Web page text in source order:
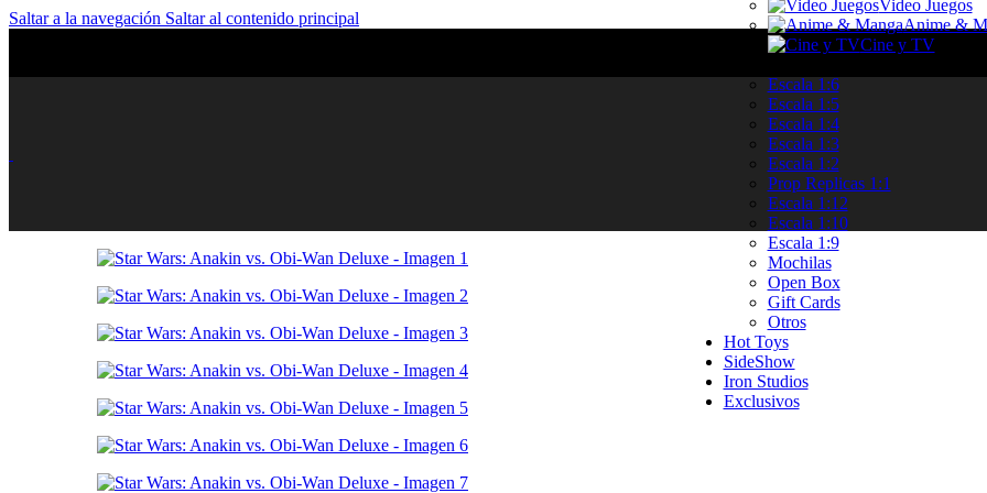
Saltar a la navegación Saltar al contenido principal
Video Juegos
Anime &
Cine y TV
Escala 1:6
Escala 1:5
Escala 1:4
Escala 1:3
Escala 1:2
Prop Replicas 1:1
Escala 1:12
Escala 1:10
Escala 1:9
Mochilas
Open Box
Gift Cards
Otros
Hot Toys
SideShow
Iron Studios
Exclusivos